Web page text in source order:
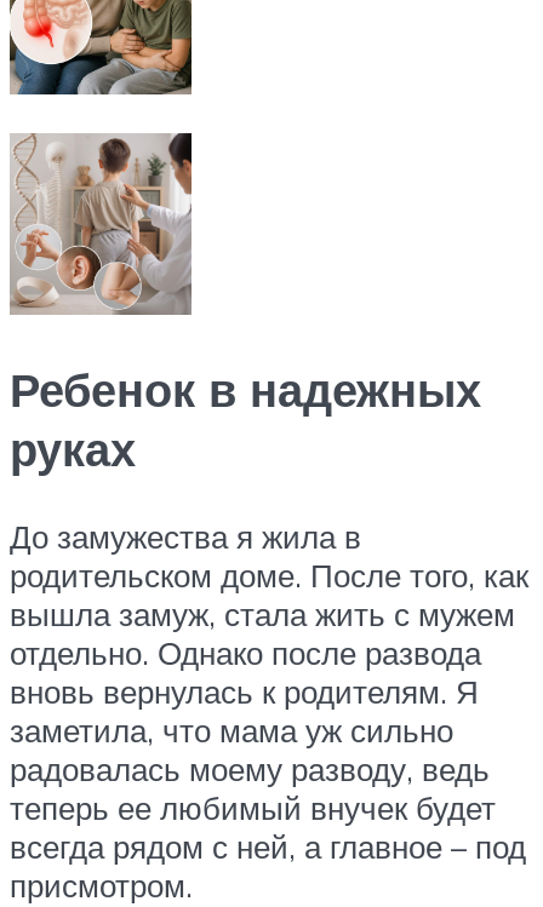
Ребенок в надежных
руках
До замужества я жила в
родительском доме. После того, как
вышла замуж, стала жить с мужем
отдельно. Однако после развода
вновь вернулась к родителям. Я
заметила, что мама уж сильно
радовалась моему разводу, ведь
теперь ее любимый внучек будет
всегда рядом с ней, а главное – под
присмотром.